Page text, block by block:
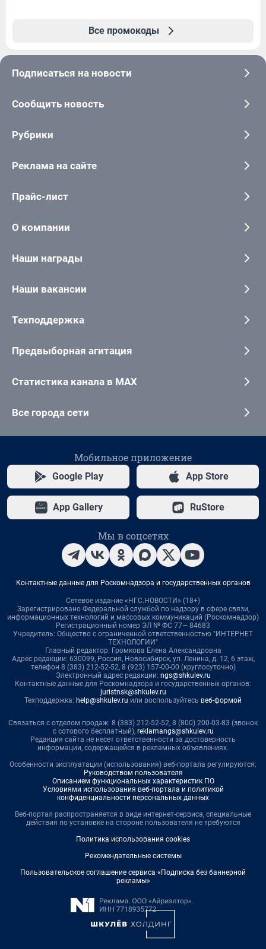
Все промокоды
Подписаться на новости
Сообщить новость
Рубрики
Реклама на сайте
Прайс-лист
О компании
Наши награды
Наши вакансии
Техподдержка
Предвыборная агитация
Статистика канала в MAX
Все города сети
Мобильное приложение
Google Play App Store
App Gallery RuStore
Мы в соцсетях
Контактные данные для Роскомнадзора и государственных органов
Сетевое издание «НГС.НОВОСТИ» (18+)
Зарегистрировано Федеральной службой по надзору в сфере связи,
информационных технологий и массовых коммуникаций (Роскомнадзор)
Регистрационный номер ЭЛ № ФС 77— 84683
Учредитель: Общество с ограниченной ответственностью "ИНТЕРНЕТ
ТЕХНОЛОГИИ"
Главный редактор: Громкова Елена Александровна
Адрес редакции: 630099, Россия, Новосибирск, ул. Ленина, д. 12, 6 этаж,
телефон 8 (383) 212-52-52, 8 (923) 157-00-00 (круглосуточно)
Электронный адрес редакции: ngs@shkulev.ru
Контактные данные для Роскомнадзора и государственных органов:
juristnsk@shkulev.ru
Техподдержка: help@shkulev.ru или воспользуйтесь веб-формой
Связаться с отделом продаж: 8 (383) 212-52-52, 8 (800) 200-03-83 (звонок
с сотового бесплатный), reklamangs@shkulev.ru
Редакция сайта не несет ответственности за достоверность
информации, содержащейся в рекламных объявлениях.
Особенности эксплуатации (использования) веб-портала регулируются:
Руководством пользователя
Описанием функциональных характеристик ПО
Условиями использования веб-портала и политикой
конфиденциальности персональных данных
Веб-портал распространяется в виде интернет-сервиса, специальные
действия по установке на стороне пользователя не требуются
Политика использования cookies
Рекомендательные системы
Пользовательское соглашение сервиса «Подписка без баннерной
рекламы»